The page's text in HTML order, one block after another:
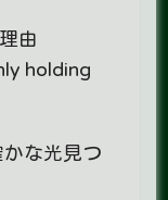
由
holding
な光見つ